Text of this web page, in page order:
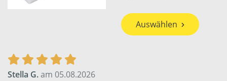
Auswählen
Stella G.am 05.08.2026